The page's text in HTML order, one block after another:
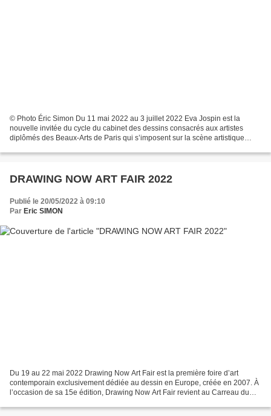
© Photo Éric Simon Du 11 mai 2022 au 3 juillet 2022 Eva Jospin est la
nouvelle invitée du cycle du cabinet des dessins consacrés aux artistes
diplômés des Beaux-Arts de Paris qui s’imposent sur la scène artistique
DRAWING NOW ART FAIR 2022
Publié le 20/05/2022 à 09:10
Par Eric SIMON
Du 19 au 22 mai 2022 Drawing Now Art Fair est la première foire d’art
contemporain exclusivement dédiée au dessin en Europe, créée en 2007. À
l’occasion de sa 15e édition, Drawing Now Art Fair revient au Carreau du